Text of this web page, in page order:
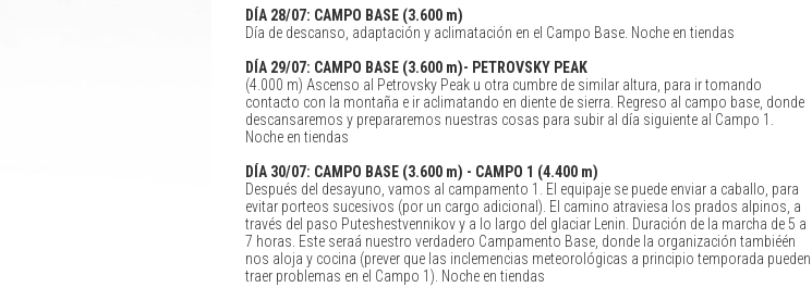
DÍA28/07: CAMPO BASE (3.600 m)
Día de descanso, adaptación y aclimatación en el Campo Base. Noche en tiendas
DÍA29/07: CAMPO BASE (3.600 m)- PETROVSKY PEAK
(4.000 m) Ascenso al Petrovsky Peak u otra cumbre de similar altura, para ir tomando
contacto con la montaña e ir aclimatando en diente de sierra. Regreso al campo base, donde
descansaremos y prepararemos nuestras cosas para subir al día siguiente al Campo 1.
Noche en tiendas
DÍA30/07: CAMPO BASE (3.600 m) - CAMPO 1 (4.400 m)
Después del desayuno, vamos al campamento 1. El equipaje se puede enviar a caballo, para
evitar porteos sucesivos (por un cargo adicional). El camino atraviesa los prados alpinos, a
través del paso Puteshestvennikov y a lo largo del glaciar Lenin. Duración de la marcha de 5 a
7 horas. Este seraá nuestro verdadero Campamento Base, donde la organización tambiéén
nos aloja y cocina (prever que las inclemencias meteorológicas a principio temporada pueden
traer problemas en el Campo 1). Noche en tiendas